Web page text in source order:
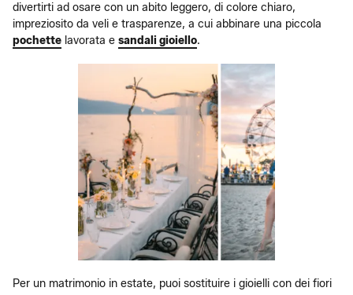
divertirti ad osare con un abito leggero, di colore chiaro,
impreziosito da veli e trasparenze, a cui abbinare una piccola
pochette lavorata e sandali gioiello.
Per un matrimonio in estate, puoi sostituire i gioielli con dei fiori